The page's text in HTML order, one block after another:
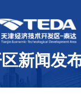
新闻发